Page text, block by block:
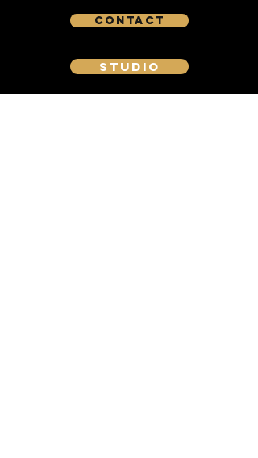
Contact
Studio